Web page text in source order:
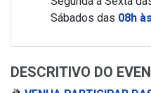
Sábados das 08h
DESCRITIVO DO